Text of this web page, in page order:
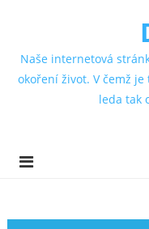
Naše internetová
okoření život. V čemž
leda tak